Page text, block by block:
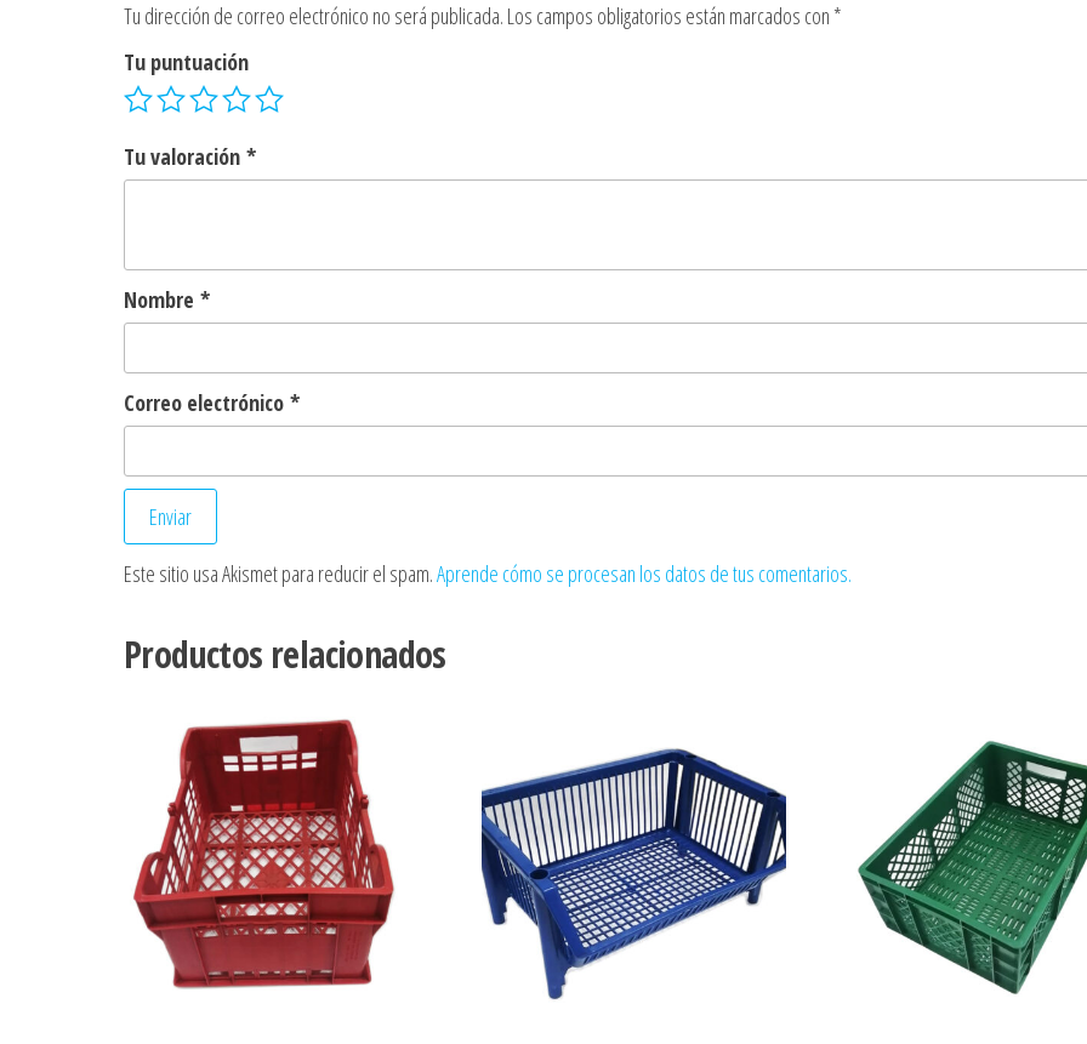
Tu dirección de correo electrónico no será publicada. Los campos obligatorios están marcados con *
Tu puntuación
Tu valoración *
Nombre *
Correo electrónico *
Este sitio usa Akismet para reducir el spam.Aprende cómo se procesan los datos de tus comentarios.
Productos relacionados